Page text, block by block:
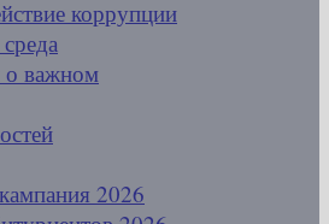
коррупции
о важном
2026